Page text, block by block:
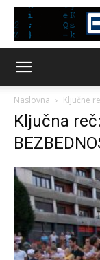
Naslovna Ključne
Ključna